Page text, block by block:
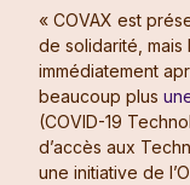
« COVAX est
de solidarité,
immédiatement
beaucoup plus
(COVID-19
d’accès aux
une initiative de